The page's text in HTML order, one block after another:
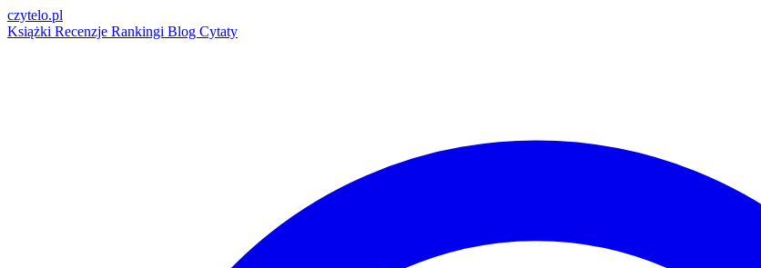
czytelo.pl
Książki Recenzje Rankingi Blog Cytaty